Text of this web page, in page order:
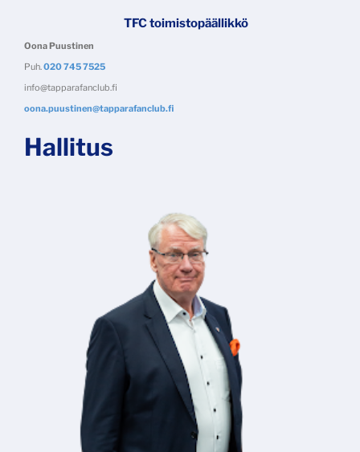
TFC toimistopäällikkö​​​​​​​
Oona Puustinen
Puh. 020 745 7525
info@tapparafanclub.fi
oona.puustinen@tapparafanclub.fi
Hallitus